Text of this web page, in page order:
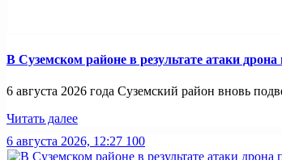
В Суземском районе в результате атаки
6 августа 2026 года Суземский район вновь
Читать далее
6 августа 2026, 12:27 100